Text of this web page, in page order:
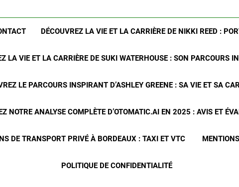
DÉCOUVREZ LA VIE ET LA CARRIÈRE DE NIKKI REED :
LA VIE ET LA CARRIÈRE DE SUKI WATERHOUSE : SON PARCOURS
LE PARCOURS INSPIRANT D’ASHLEY GREENE : SA VIE ET SA
NOTRE ANALYSE COMPLÈTE D’OTOMATIC.AI EN 2025 : AVIS ET
DE TRANSPORT PRIVÉ À BORDEAUX : TAXI ET VTC
POLITIQUE DE CONFIDENTIALITÉ